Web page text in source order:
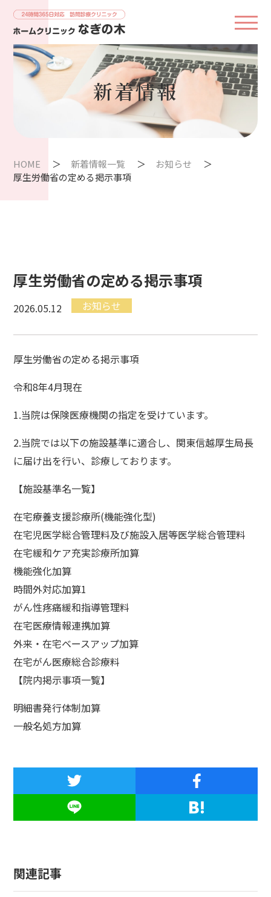
新着情報
HOME 新着情報一覧
お知らせ
厚生労働省の定める掲示事項
厚生労働省の定める掲示事項
2026.05.12 お知らせ
厚生労働省の定める掲示事項
令和8年4月現在
1.当院は保険医療機関の指定を受けています。
2.当院では以下の施設基準に適合し、関東信越厚生局長
に届け出を行い、診療しております。
【施設基準名一覧】
在宅療養支援診療所(機能強化型)
在宅児医学総合管理料及び施設入居等医学総合管理料
在宅緩和ケア充実診療所加算
機能強化加算
時間外対応加算1
がん性疼痛緩和指導管理料
在宅医療情報連携加算
外来・在宅ベースアップ加算
在宅がん医療総合診療料
【院内掲示事項一覧】
明細書発行体制加算
一般名処方加算
関連記事